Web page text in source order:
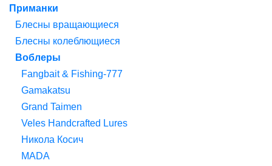
Приманки
Блесны вращающиеся
Блесны колеблющиеся
Воблеры
Fangbait & Fishing-777
Gamakatsu
Grand Taimen
Veles Handcrafted Lures
Никола Косич
MADA